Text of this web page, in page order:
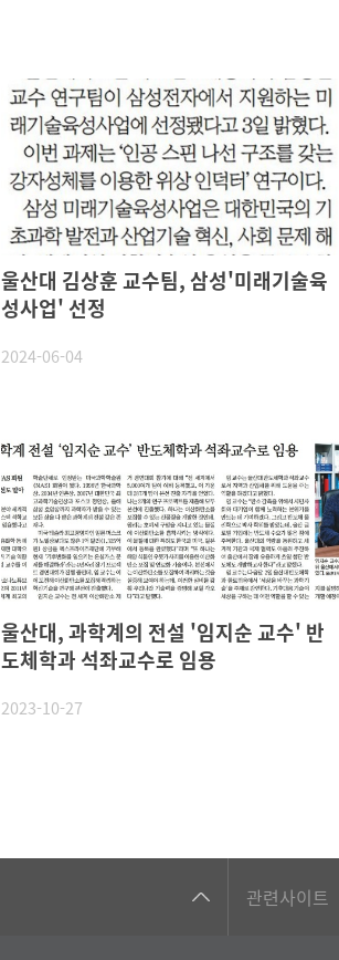
울산대 김상훈 교수팀, 삼성'미래기술육
성사업' 선정
2024-06-04
울산대, 과학계의 전설 '임지순 교수' 반
도체학과 석좌교수로 임용
2023-10-27
관련사이트